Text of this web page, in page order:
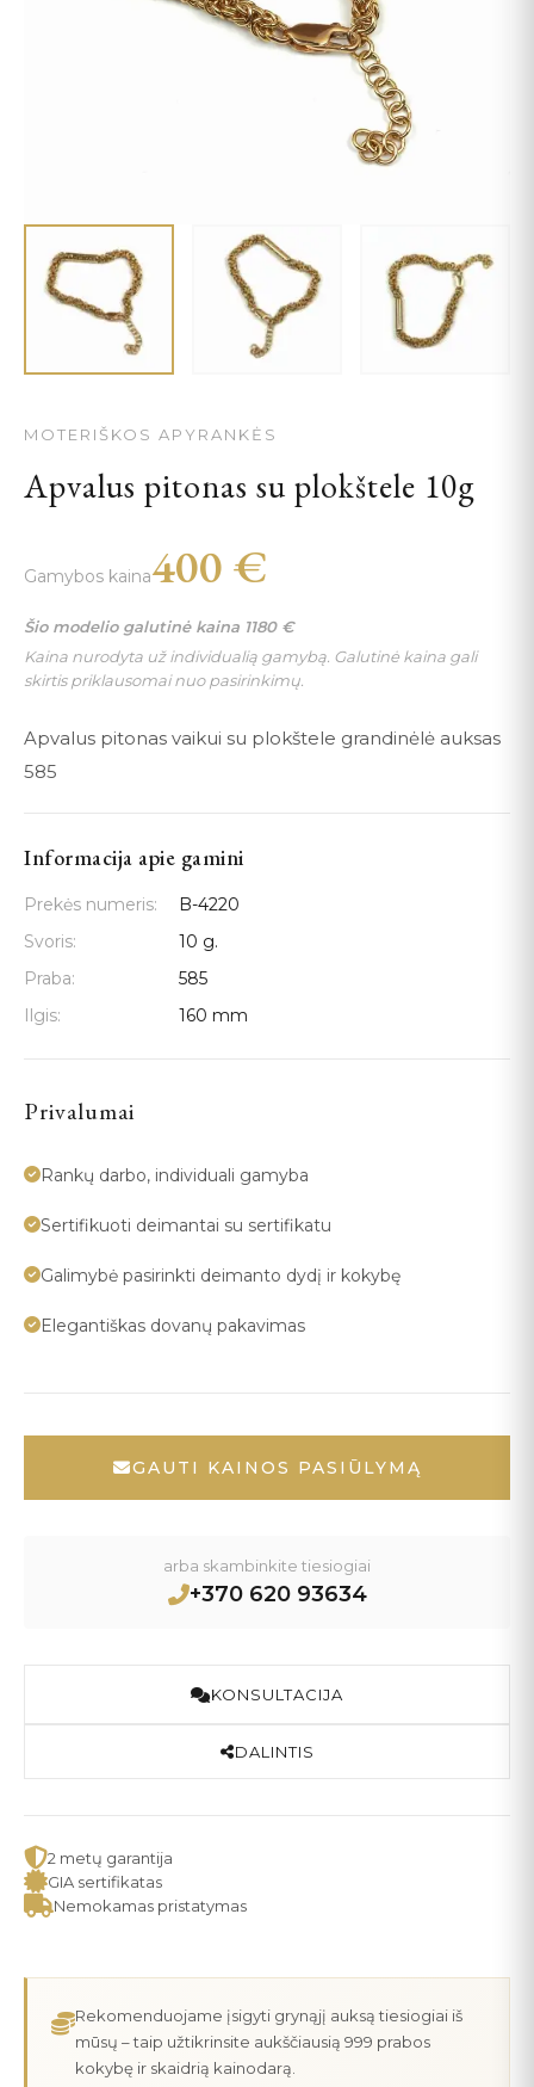
MOTERIŠKOS APYRANKĖS
Apvalus pitonas su plokštele 10g
Gamybos kaina400 €
Šio modelio galutinė kaina 1180 €
Kaina nurodyta už individualią gamybą. Galutinė kaina gali
skirtis priklausomai nuo pasirinkimų.
Apvalus pitonas vaikui su plokštele grandinėlė auksas
585
Informacija apie gamini
Prekės numeris:
B-4220
Svoris:
10 g.
Praba:
585
Ilgis:
160 mm
Privalumai
Rankų darbo, individuali gamyba
Sertifikuoti deimantai su sertifikatu
Galimybė pasirinkti deimanto dydį ir kokybę
Elegantiškas dovanų pakavimas
GAUTI KAINOS PASIŪLYMĄ
arba skambinkite tiesiogiai
+370 620 93634
KONSULTACIJA
DALINTIS
2 metų garantija
GIA sertifikatas
Nemokamas pristatymas
Rekomenduojame įsigyti grynąjį auksą tiesiogiai iš
mūsų – taip užtikrinsite aukščiausią 999 prabos
kokybę ir skaidrią kainodarą.